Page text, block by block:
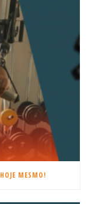
MESMO!